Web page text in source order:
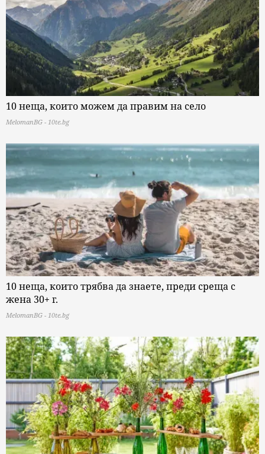
10 неща, които можем да правим на село
MelomanBG - 10te.bg
10 неща, които трябва да знаете, преди среща с
жена 30+ г.
MelomanBG - 10te.bg